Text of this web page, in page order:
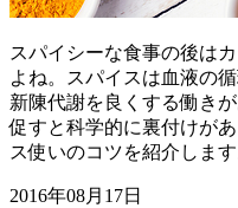
スパイシーな食事の後は
よね。スパイスは血液の
新陳代謝を良くする働き
促すと科学的に裏付けが
ス使いのコツを紹介します
2016年08月17日